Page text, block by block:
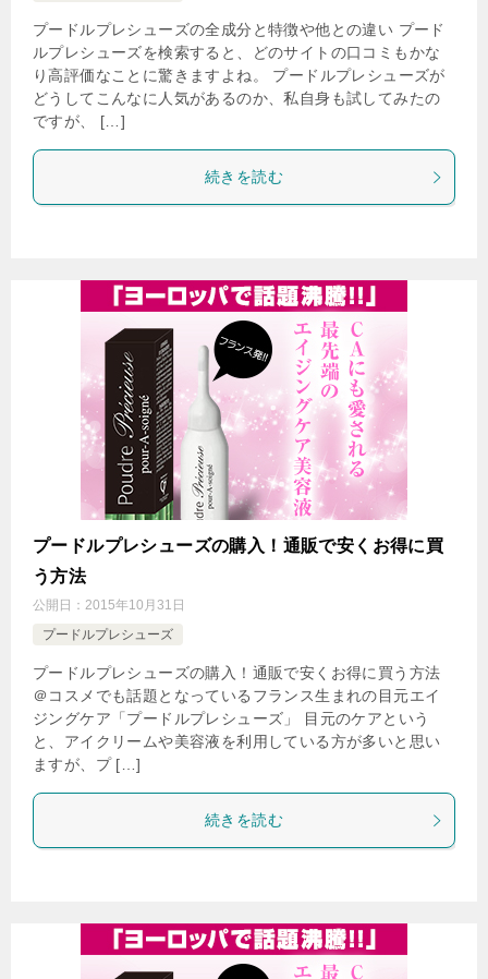
プードルプレシューズの全成分と特徴や他との違い プード
ルプレシューズを検索すると、どのサイトの口コミもかな
り高評価なことに驚きますよね。 プードルプレシューズが
どうしてこんなに人気があるのか、私自身も試してみたの
ですが、 […]
続きを読む
プードルプレシューズの購入！通販で安くお得に買
う方法
公開日： 2015年10月31日
プードルプレシューズ
プードルプレシューズの購入！通販で安くお得に買う方法
＠コスメでも話題となっているフランス生まれの目元エイ
ジングケア「プードルプレシューズ」 目元のケアという
と、アイクリームや美容液を利用している方が多いと思い
ますが、プ […]
続きを読む